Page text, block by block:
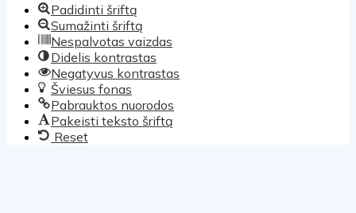
Padidinti šriftą
Sumažinti šriftą
Nespalvotas vaizdas
Didelis kontrastas
Negatyvus kontrastas
Šviesus fonas
Pabrauktos nuorodos
Pakeisti teksto šriftą
Reset